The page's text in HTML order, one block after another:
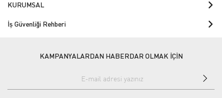
KURUMSAL
İş Güvenliği Rehberi
KAMPANYALARDAN HABERDAR OLMAK İÇİN